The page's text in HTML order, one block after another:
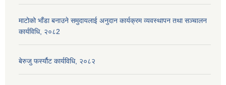
माटोको भाँडा बनाउने समुदायलाई अनुदान कार्यक्रम व्यवस्थापन तथा सञ्चालन
कार्यविधि, २०८2
बेरुजु फर्स्यौट कार्यविधि, २०८२